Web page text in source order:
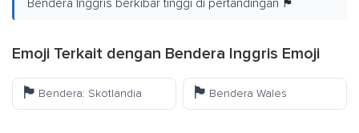
Bendera Inggris berkibar tinggi di pertandingan 🏴󠁧󠁢󠁥󠁮󠁧󠁿
Emoji Terkait dengan Bendera Inggris Emoji
🏴󠁧󠁢󠁳󠁣󠁴󠁿 Bendera: Skotlandia 🏴󠁧󠁢󠁷󠁬󠁳󠁿 Bendera Wales